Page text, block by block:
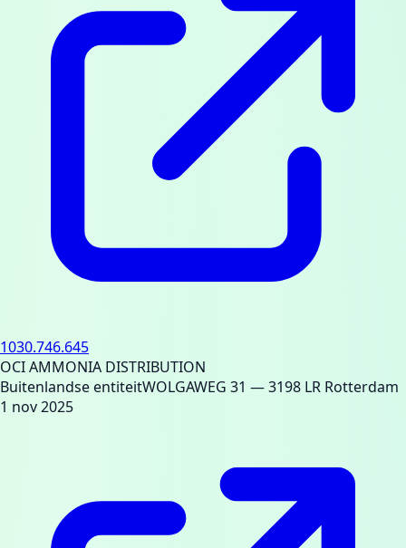
1030.746.645
OCI AMMONIA DISTRIBUTION
Buitenlandse entiteitWOLGAWEG 31 — 3198 LR Rotterdam
1 nov 2025